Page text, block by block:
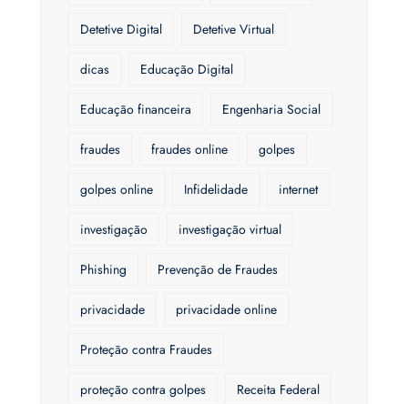
Detetive Digital Detetive Virtual
dicas Educação Digital
Educação financeira Engenharia Social
fraudes fraudes online golpes
golpes online Infidelidade internet
investigação investigação virtual
Phishing Prevenção de Fraudes
privacidade privacidade online
Proteção contra Fraudes
proteção contra golpes Receita Federal